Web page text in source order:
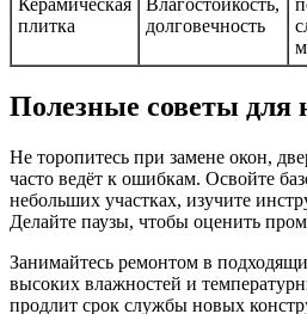
Керамическая
плитка
Влагостойкость,
долговечность
Полезные советы
Не торопитесь при замене окон,
часто ведёт к ошибкам. Освойте
небольших участках, изучите
Делайте паузы, чтобы оценить
Занимайтесь ремонтом в
высоких влажностей и
продлит срок службы новых